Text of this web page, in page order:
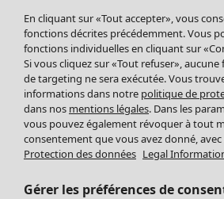
Leggings et collants
Accessoires
Chaussures
Vêtements de bain
Basics
Soldes Mobilier
Bonnes affaires déco
Décoration
Textiles
Tapis
Éponge
En cliquant sur «Tout accepter», vous
fonctions décrites précédemment. Vous
fonctions individuelles en cliquant sur
Si vous cliquez sur «Tout refuser»,
de targeting ne sera exécutée. Vous
informations dans notre politique de
dans nos mentions légales. Dans les
vous pouvez également révoquer à tout
consentement que vous avez donné, avec
Protection des données Legal
Gérer les préférences de